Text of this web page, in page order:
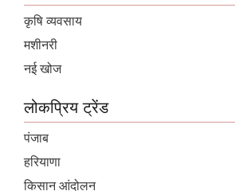
कृषि व्यवसाय
मशीनरी
नई खोज
लोकप्रिय ट्रेंड
पंजाब
हरियाणा
किसान आंदोलन